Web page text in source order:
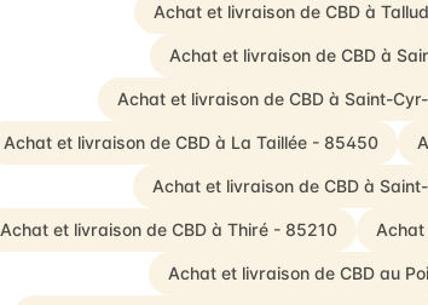
Achat et livraison de CBD à
Achat et livraison de CBD à
Achat et livraison de CBD à Saint-
Achat et livraison de CBD à La Taillée - 85450
Achat et livraison de CBD à
Achat et livraison de CBD à Thiré - 85210 Achat
Achat et livraison de CBD au